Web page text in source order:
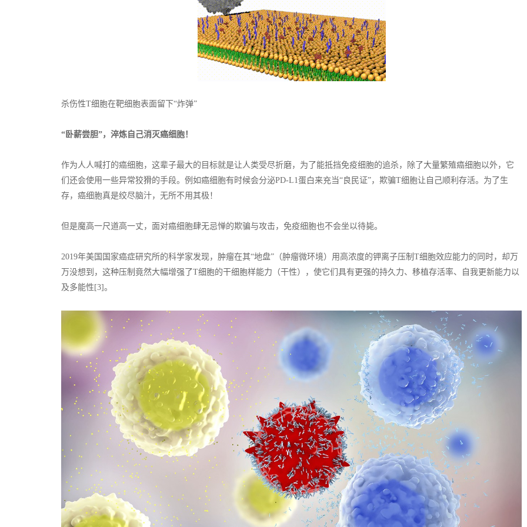
杀伤性T细胞在靶细胞表面留下“炸弹”
“卧薪尝胆”，淬炼自己消灭癌细胞！
作为人人喊打的癌细胞，这辈子最大的目标就是让人类受尽折磨，为了能抵挡免疫细胞的追杀，除了大量繁殖癌细胞以外，它
们还会使用一些异常狡猾的手段。例如癌细胞有时候会分泌PD-L1蛋白来充当“良民证”，欺骗T细胞让自己顺利存活。为了生
存，癌细胞真是绞尽脑汁，无所不用其极！
但是魔高一尺道高一丈，面对癌细胞肆无忌惮的欺骗与攻击，免疫细胞也不会坐以待毙。
2019年美国国家癌症研究所的科学家发现，肿瘤在其“地盘”（肿瘤微环境）用高浓度的钾离子压制T细胞效应能力的同时，却万
万没想到，这种压制竟然大幅增强了T细胞的干细胞样能力（干性），使它们具有更强的持久力、移植存活率、自我更新能力以
及多能性[3]。